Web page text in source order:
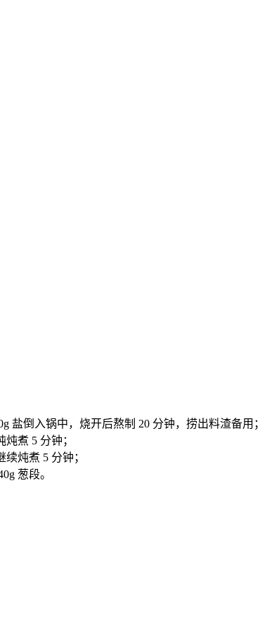
盐倒入锅中，烧开后熬制 20 分钟，捞出料渣备用；
煮 5 分钟；
炖煮 5 分钟；
葱段。